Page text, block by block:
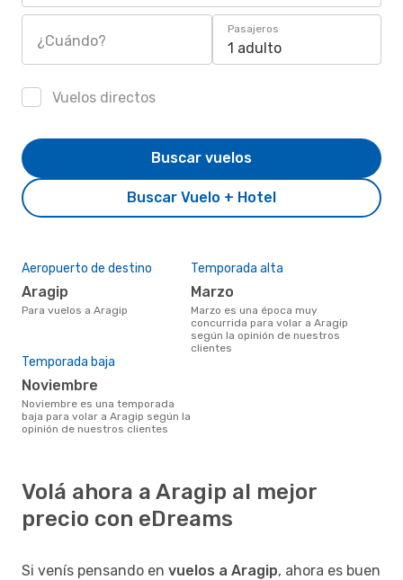
¿Cuándo?
Pasajeros
1 adulto
Vuelos directos
Buscar Vuelo + Hotel
Buscar vuelos
Aeropuerto de destino
Aragip
Para vuelos a Aragip
Temporada alta
marzo
marzo es una época muy
concurrida para volar a Aragip
según la opinión de nuestros
clientes
Temporada baja
noviembre
noviembre es una temporada
baja para volar a Aragip según la
opinión de nuestros clientes
Volá ahora a Aragip al mejor
precio con eDreams
Si venís pensando en vuelos a Aragip, ahora es buen